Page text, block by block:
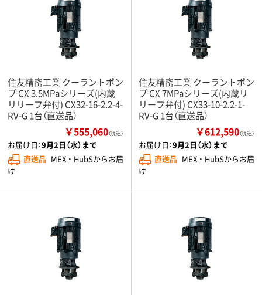
住友精密工業 クーラントポン
プ CX 3.5MPaシリーズ(内蔵
リリーフ弁付) CX32-16-2.2-4-
RV-G 1台（直送品）
￥555,060（税込）
お届け日：9月2日（水）まで
直送品 MEX ・ HubSからお届
け
住友精密工業 クーラントポン
プ CX 7MPaシリーズ(内蔵リ
リーフ弁付) CX33-10-2.2-1-
RV-G 1台（直送品）
￥612,590（税込）
お届け日：9月2日（水）まで
直送品 MEX ・ HubSからお届
け